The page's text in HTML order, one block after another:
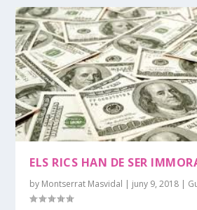
ELS RICS HAN DE SER
by Montserrat Masvidal | juny 9, 2018 |